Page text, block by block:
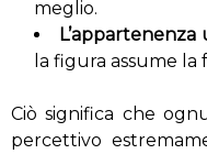
meglio.
la figura assume
Ciò significa che
percettivo